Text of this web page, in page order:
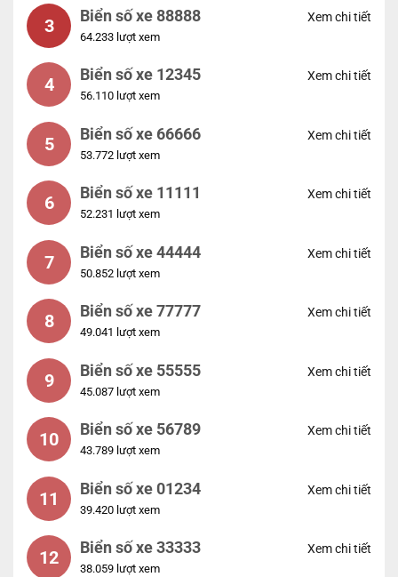
3 Biển số xe 88888
64.233 lượt xem
Xem chi tiết
4 Biển số xe 12345
56.110 lượt xem
Xem chi tiết
5 Biển số xe 66666
53.772 lượt xem
Xem chi tiết
6 Biển số xe 11111
52.231 lượt xem
Xem chi tiết
7 Biển số xe 44444
50.852 lượt xem
Xem chi tiết
8 Biển số xe 77777
49.041 lượt xem
Xem chi tiết
9 Biển số xe 55555
45.087 lượt xem
Xem chi tiết
10 Biển số xe 56789
43.789 lượt xem
Xem chi tiết
11 Biển số xe 01234
39.420 lượt xem
Xem chi tiết
12 Biển số xe 33333
38.059 lượt xem
Xem chi tiết